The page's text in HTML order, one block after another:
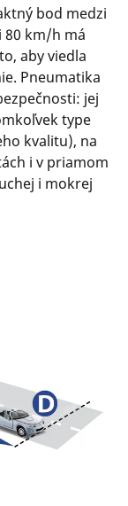
bod medzi
80 km/h má
aby viedla
Pneumatika
jej
type
kvalitu), na
i v priamom
i mokrej